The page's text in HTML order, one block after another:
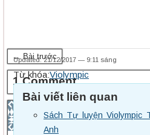
Updated: 21/12/2017 — 9:11 sáng
Từ khóa:Violympic
Bài viết liên quan
Sách Tự luyện Violympic
Anh
← Bài trước
1 Comment
Lenhay